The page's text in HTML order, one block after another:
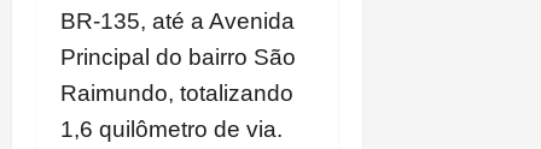
BR-135, até a Avenida
Principal do bairro São
Raimundo, totalizando
1,6 quilômetro de via.